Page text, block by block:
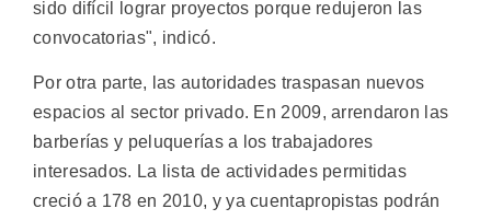
sido difícil lograr proyectos porque redujeron las
convocatorias", indicó.
Por otra parte, las autoridades traspasan nuevos
espacios al sector privado. En 2009, arrendaron las
barberías y peluquerías a los trabajadores
interesados. La lista de actividades permitidas
creció a 178 en 2010, y ya cuentapropistas podrán